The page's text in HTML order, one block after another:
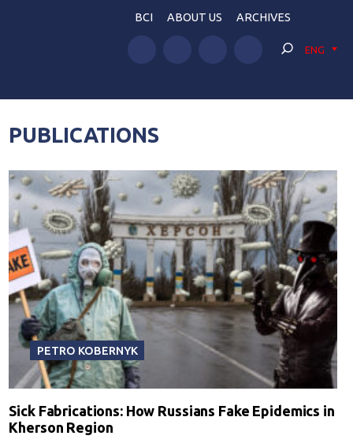
BCI ABOUT US ARCHIVES
ENG
PUBLICATIONS
PETRO KOBERNYK
Sick Fabrications: How Russians Fake Epidemics in
Kherson Region